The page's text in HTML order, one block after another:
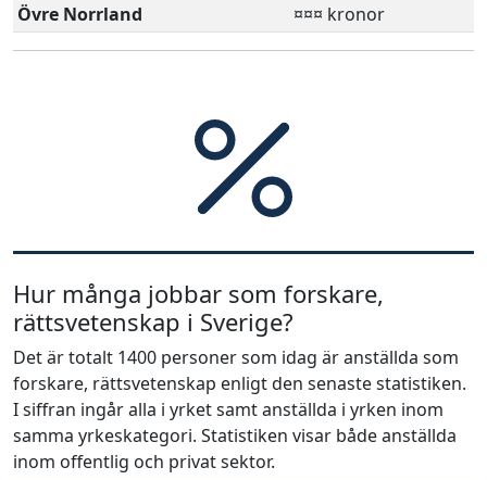
Övre Norrland
¤¤¤ kronor
Hur många jobbar som forskare,
rättsvetenskap i Sverige?
Det är totalt 1400 personer som idag är anställda som
forskare, rättsvetenskap enligt den senaste statistiken.
I siffran ingår alla i yrket samt anställda i yrken inom
samma yrkeskategori. Statistiken visar både anställda
inom offentlig och privat sektor.